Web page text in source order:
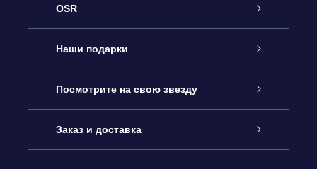
OSR
Обслуживание
Как с нами связаться
Блог
Наши подарки
Онлайн подарок Online Star Gift
Подарочный набор OSR
Посмотрите на свою звезду
Звездный реестр
Заказ и доставка